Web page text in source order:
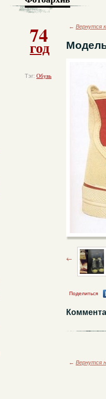
74
год
Тэг: Обувь
← Вернутся
Поделиться
← Вернутся